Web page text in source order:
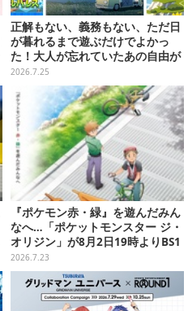
正解もない、義務もない、ただ日
が暮れるまで遊ぶだけでよかっ
た！大人が忘れていたあの自由が
蘇るノスタルジー夏休みゲームお
すすめ5選【特集】
2026.7.25
『ポケモン赤・緑』を遊んだみん
なへ…「ポケットモンスター ジ・
オリジン」が8月2日19時よりBS1
2・日曜アニメ劇場で放送決定！
2026.7.23